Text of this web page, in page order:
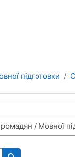
підготовки